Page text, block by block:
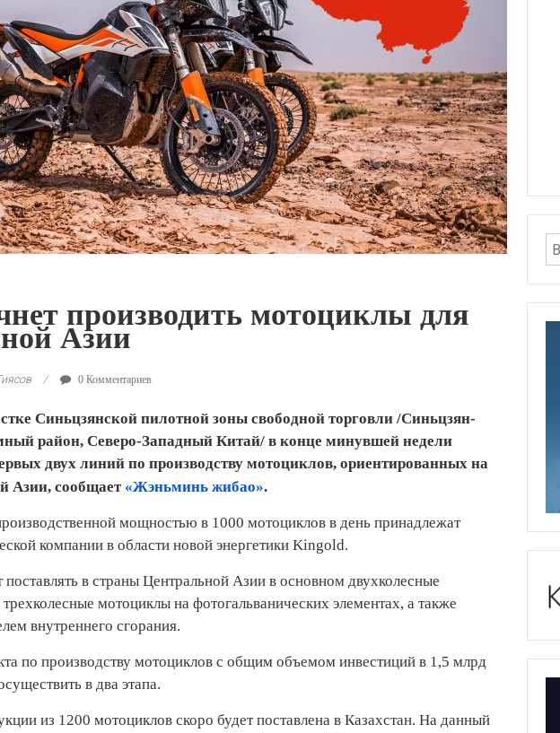
производить мотоциклы для
Азии
0 Комментариев
Синьцзянской пилотной зоны свободной торговли /Синьцзян-
район, Северо-Западный Китай/ в конце минувшей недели
двух линий по производству мотоциклов, ориентированных на
Азии, сообщает «Жэньминь жибао».
мощностью в 1000 мотоциклов в день принадлежат
компании в области новой энергетики Kingold.
в страны Центральной Азии в основном двухколесные
мотоциклы на фотогальванических элементах, а также
внутреннего сгорания.
по производству мотоциклов с общим объемом инвестиций в 1,5 млрд
в два этапа.
из 1200 мотоциклов скоро будет поставлена в Казахстан. На данный